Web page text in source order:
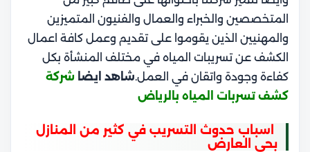
المتخصصين والخبراء والعمال والفنيون المتميزين
والمهنيين الذين يقوموا على تقديم وعمل كافة اعمال
الكشف عن تسريبات المياه في مختلف المنشأة بكل
كفاءة وجودة واتقان في العمل.شاهد ايضا شركة
كشف تسربات المياه بالرياض
اسباب حدوث التسريب في كثير من المنازل
بحي العارض